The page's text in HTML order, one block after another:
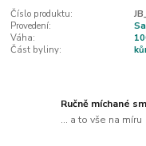
Číslo produktu:
Provedení:
Váha:
Část byliny:
Ručně míchané
... a to vše na míru